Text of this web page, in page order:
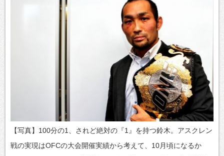
【写真】100分の1、されど絶対の『1』を持つ鈴木。アスクレン
戦の実現はOFCの大会開催実績から考えて、10月頃になるか